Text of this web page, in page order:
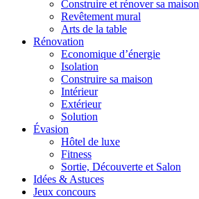
Construire et rénover sa maison
Revêtement mural
Arts de la table
Rénovation
Economique d’énergie
Isolation
Construire sa maison
Intérieur
Extérieur
Solution
Évasion
Hôtel de luxe
Fitness
Sortie, Découverte et Salon
Idées & Astuces
Jeux concours